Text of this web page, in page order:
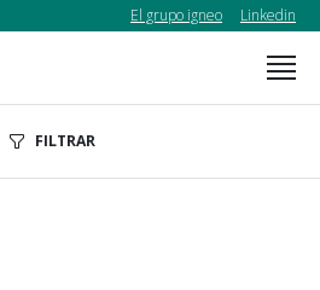
El grupo igneo Linkedin
FILTRAR